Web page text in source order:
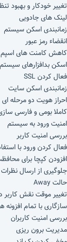
تغییر خودکار و بهبود
لینک های جادویی
زمانبندی اسکن سیستم
انقضاء رمز عبور
کاهش کامنت های اسپم
اسکن بدافزارهای سیستم
فعال کردن SSL
زمانبندی اسکن سایت
احراز هویت دو مرحله ای
کاملا بومی و فارسی
امنیت ورود به سیستم
بررسی امنیت کاربر
فعال کردن ورود با
افزودن کپچا برای
جلوگیری از ارسال
حالت Away
تغییر موقت نقش کاربر
سازگاری با تمام
بررسی امنیت کاربران
مدیریت برون ریزی